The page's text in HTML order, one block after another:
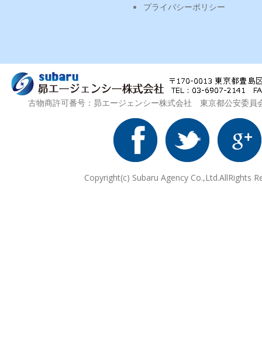
プライバシーポリシー
古物商許可番号：昴エージェンシー株式会社 東京都公安委
Copyright(c) Subaru Agency Co.,Ltd.AllRights